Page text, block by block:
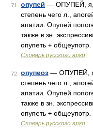
71 опупей — ОПУПЕЙ, я,
степень чего л.,
апатии. Опупей
также в зн.
опупеть +
Словарь русского арго
72 опупеоз — ОПУПЕЙ,
степень чего л.,
апатии. Опупей
также в зн.
опупеть +
Словарь русского арго